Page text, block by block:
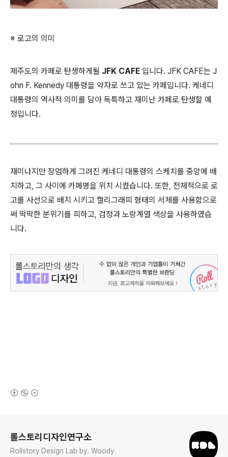
※ 로고의 의미
제주도의 카페로 탄생하게될 JFK CAFE 입니다. JFK CAFE는 J
ohn F. Kennedy 대통령을 약자로 쓰고 있는 카페입니다. 케네디
대통령의 역사적 의미를 담아 독특하고 재미난 카페로 탄생할 예
정입니다.
재미나지만 장엄하게 그려진 케네디 대통령의 스케치를 중앙에 배
치하고, 그 사이에 카페명을 위치 시켰습니다. 또한, 전체적으로 로
고를 사선으로 배치 시키고 캘리그래피 형태의 서체를 사용함으로
써 딱딱한 분위기를 피하고, 검정과 노랑계열 색상을 사용하였습
니다.
롤스토리디자인연구소
Rollstory Design Lab by. Woody